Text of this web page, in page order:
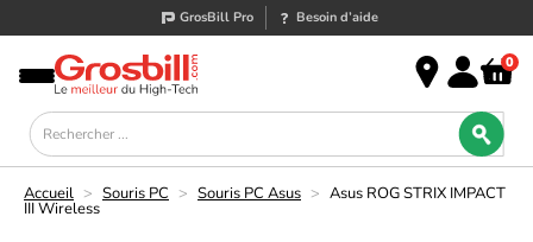
GrosBill Pro Besoin d’aide
0
Accueil > Souris PC > Souris PC Asus > Asus ROG STRIX IMPACT
III Wireless